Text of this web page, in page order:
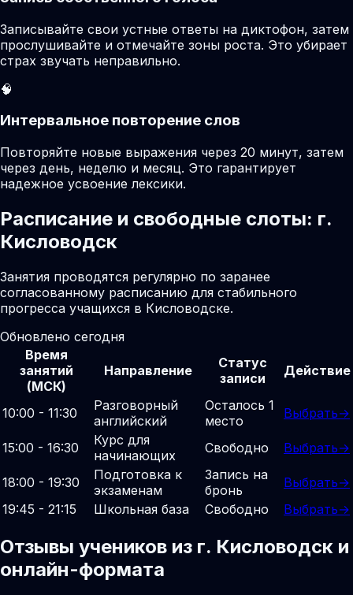
Записывайте свои устные ответы на диктофон, затем
прослушивайте и отмечайте зоны роста. Это убирает
страх звучать неправильно.
🧠
Интервальное повторение слов
Повторяйте новые выражения через 20 минут, затем
через день, неделю и месяц. Это гарантирует
надежное усвоение лексики.
Расписание и свободные слоты: г.
Кисловодск
Занятия проводятся регулярно по заранее
согласованному расписанию для стабильного
прогресса учащихся в Кисловодске.
Обновлено сегодня
Время
занятий
(МСК)
Направление
Статус
записи
Действие
10:00 - 11:30
Разговорный
английский
Осталось 1
место
Выбрать→
15:00 - 16:30
Курс для
начинающих
Свободно Выбрать→
18:00 - 19:30
Подготовка к
экзаменам
Запись на
бронь
Выбрать→
19:45 - 21:15
Школьная база Свободно Выбрать→
Отзывы учеников из г. Кисловодск и
онлайн-формата